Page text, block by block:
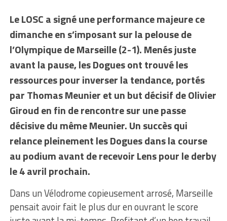
Le LOSC a signé une performance majeure ce
dimanche en s’imposant sur la pelouse de
l’Olympique de Marseille (2-1). Menés juste
avant la pause, les Dogues ont trouvé les
ressources pour inverser la tendance, portés
par Thomas Meunier et un but décisif de Olivier
Giroud en fin de rencontre sur une passe
décisive du même Meunier. Un succès qui
relance pleinement les Dogues dans la course
au podium avant de recevoir Lens pour le derby
le 4 avril prochain.
Dans un Vélodrome copieusement arrosé, Marseille
pensait avoir fait le plus dur en ouvrant le score